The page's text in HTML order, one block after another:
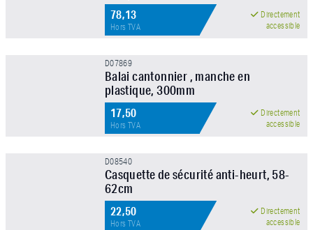
78,13
Hors TVA
Directement
accessible
D07869
Balai cantonnier , manche en
plastique, 300mm
17,50
Hors TVA
Directement
accessible
D08540
Casquette de sécurité anti-heurt, 58-
62cm
22,50
Hors TVA
Directement
accessible